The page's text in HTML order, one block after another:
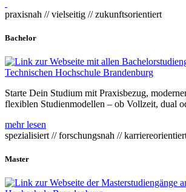
praxisnah // vielseitig // zukunftsorientiert
Bachelor
Starte Dein Studium mit Praxisbezug,
flexiblen Studienmodellen – ob Vollzeit, dual
mehr lesen
spezialisiert // forschungsnah //
Master